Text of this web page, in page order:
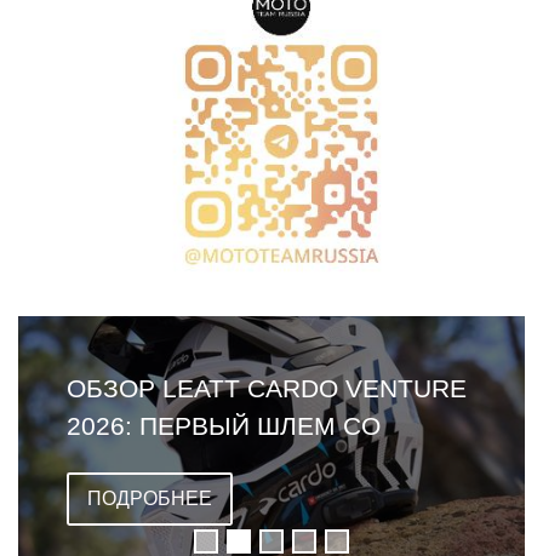
ОБЗОР LEATT CARDO VENTURE
2026: ПЕРВЫЙ ШЛЕМ СО
ВСТРОЕННОЙ ГАРНИТУРОЙ
ПОДРОБНЕЕ